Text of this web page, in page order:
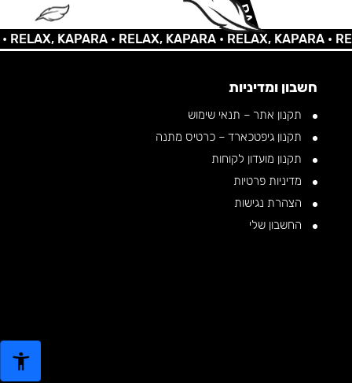
KAPARA •RELAX, KAPARA •RELAX, KAPARA •
חשבון ומדיניות
תקנון אתר – תנאי שימוש
תקנון גיפטכארד – כרטיס מתנה
תקנון מועדון לקוחות
מדיניות פרטיות
הצהרת נגישות
החשבון שלי